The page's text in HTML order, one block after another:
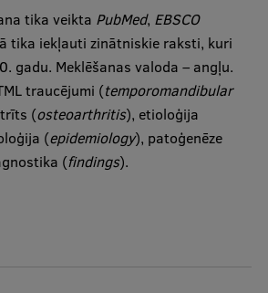
kontaktpunkts
Latvijā
tika veikta PubMed, EBSCO
tika iekļauti zinātniskie raksti, kuri
gadu. Meklēšanas valoda – angļu.
traucējumi (temporomandibular
(osteoarthritis), etioloģija
(epidemiology), patoģenēze
(findings).